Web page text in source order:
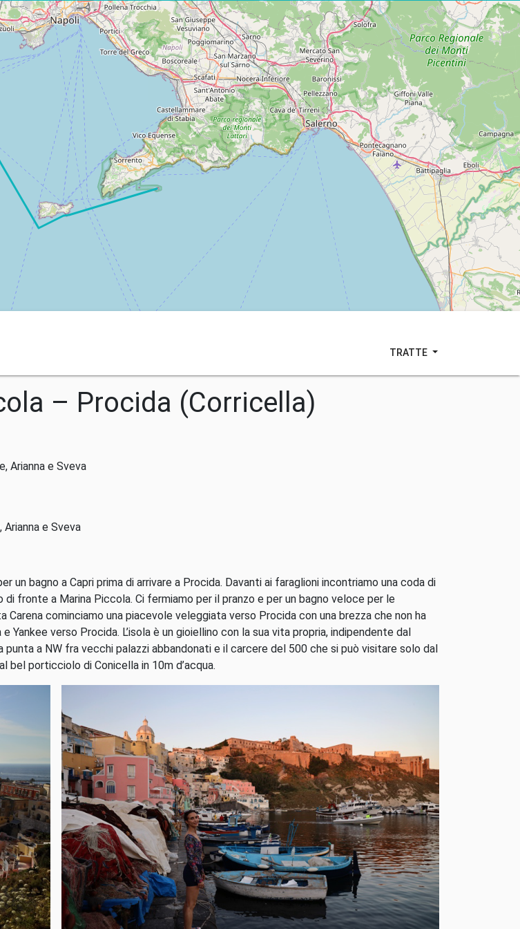
TRATTE
– Procida (Corricella)
Arianna e Sveva
Arianna e Sveva
un bagno a Capri prima di arrivare a Procida. Davanti ai faraglioni incontriamo una coda di
fronte a Marina Piccola. Ci fermiamo per il pranzo e per un bagno veloce per le
cominciamo una piacevole veleggiata verso Procida con una brezza che non ha
Yankee verso Procida. L’isola è un gioiellino con la sua vita propria, indipendente dal
a NW fra vecchi palazzi abbandonati e il carcere del 500 che si può visitare solo dal
bel porticciolo di Conicella in 10m d’acqua.